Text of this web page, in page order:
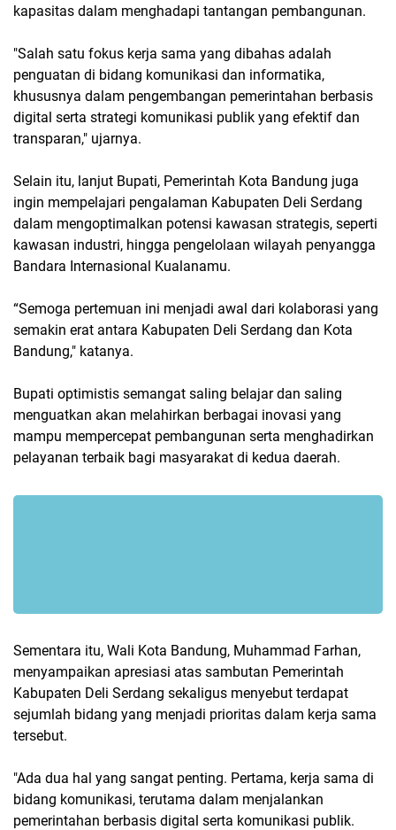
kapasitas dalam menghadapi tantangan pembangunan.
"Salah satu fokus kerja sama yang dibahas adalah
penguatan di bidang komunikasi dan informatika,
khususnya dalam pengembangan pemerintahan berbasis
digital serta strategi komunikasi publik yang efektif dan
transparan," ujarnya.
Selain itu, lanjut Bupati, Pemerintah Kota Bandung juga
ingin mempelajari pengalaman Kabupaten Deli Serdang
dalam mengoptimalkan potensi kawasan strategis, seperti
kawasan industri, hingga pengelolaan wilayah penyangga
Bandara Internasional Kualanamu.
“Semoga pertemuan ini menjadi awal dari kolaborasi yang
semakin erat antara Kabupaten Deli Serdang dan Kota
Bandung," katanya.
Bupati optimistis semangat saling belajar dan saling
menguatkan akan melahirkan berbagai inovasi yang
mampu mempercepat pembangunan serta menghadirkan
pelayanan terbaik bagi masyarakat di kedua daerah.
Sementara itu, Wali Kota Bandung, Muhammad Farhan,
menyampaikan apresiasi atas sambutan Pemerintah
Kabupaten Deli Serdang sekaligus menyebut terdapat
sejumlah bidang yang menjadi prioritas dalam kerja sama
tersebut.
"Ada dua hal yang sangat penting. Pertama, kerja sama di
bidang komunikasi, terutama dalam menjalankan
pemerintahan berbasis digital serta komunikasi publik.